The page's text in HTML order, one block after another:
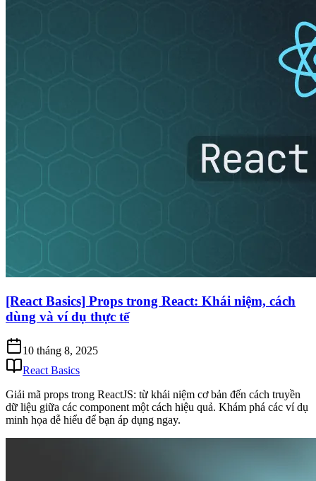
[React Basics] Props trong React: Khái niệm, cách
dùng và ví dụ thực tế
10 tháng 8, 2025
React Basics
Giải mã props trong ReactJS: từ khái niệm cơ bản đến cách truyền
dữ liệu giữa các component một cách hiệu quả. Khám phá các ví dụ
minh họa dễ hiểu để bạn áp dụng ngay.